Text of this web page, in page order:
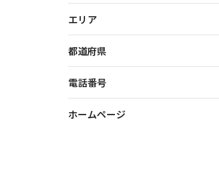
エリア
都道府県
電話番号
ホームページ